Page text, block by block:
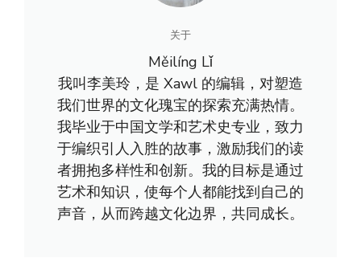
关于
Měilíng Lǐ
我叫李美玲，是 Xawl 的编辑，对塑造
我们世界的文化瑰宝的探索充满热情。
我毕业于中国文学和艺术史专业，致力
于编织引人入胜的故事，激励我们的读
者拥抱多样性和创新。我的目标是通过
艺术和知识，使每个人都能找到自己的
声音，从而跨越文化边界，共同成长。